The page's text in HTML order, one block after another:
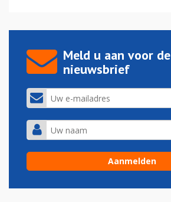
Meld u aan voor de
nieuwsbrief